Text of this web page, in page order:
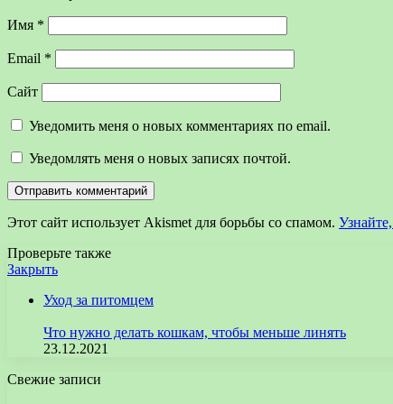
Имя *
Email *
Сайт
Уведомить меня о новых комментариях по email.
Уведомлять меня о новых записях почтой.
Этот сайт использует Akismet для борьбы со спамом.
Проверьте также
Закрыть
Уход за питомцем
Что нужно делать кошкам, чтобы меньше линять
23.12.2021
Свежие записи